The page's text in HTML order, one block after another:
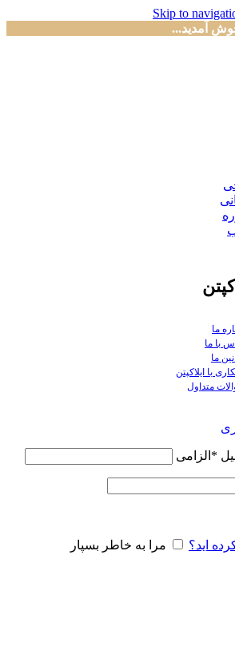
Skip to
آمدید...
ما
با ما
ما
با ایلاکپتن
متداول
* الزامی
اید؟
مرا به خاطر بسپار